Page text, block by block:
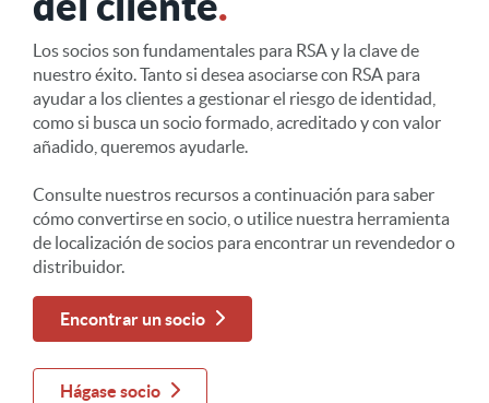
Los socios son fundamentales para RSA y la clave de
nuestro éxito. Tanto si desea asociarse con RSA para
ayudar a los clientes a gestionar el riesgo de identidad,
como si busca un socio formado, acreditado y con valor
añadido, queremos ayudarle.
Consulte nuestros recursos a continuación para saber
cómo convertirse en socio, o utilice nuestra herramienta
de localización de socios para encontrar un revendedor o
distribuidor.
Encontrar un socio
Hágase socio